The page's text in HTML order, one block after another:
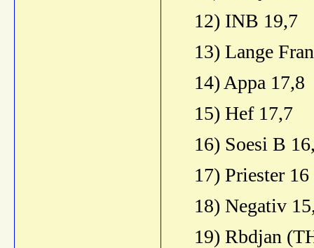
12) INB 19,7
13) Lange
14) Appa 17,8
15) Hef 17,7
16) Soesi B
17) Priester 16
18) Negativ
19) Rbdjan